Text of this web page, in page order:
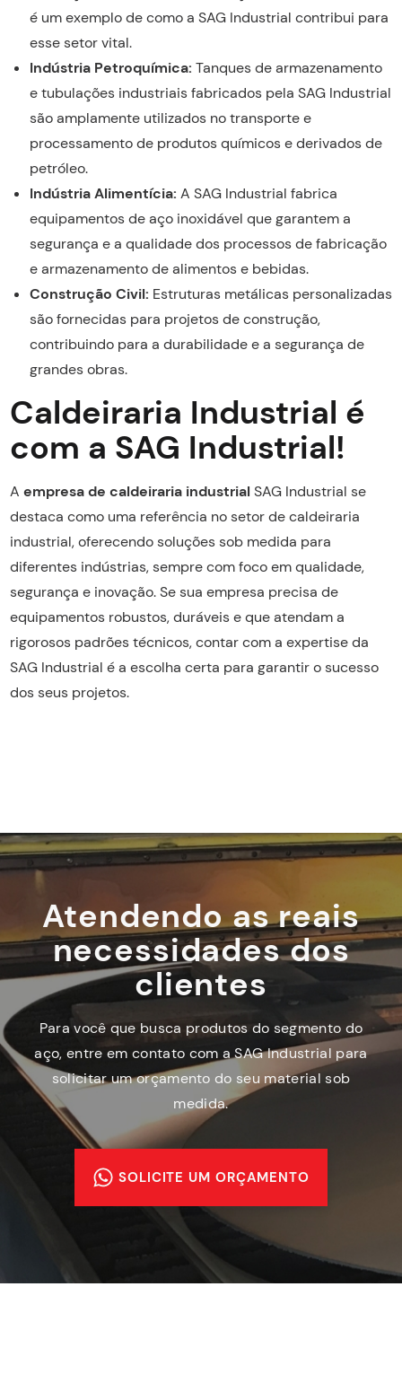
é um exemplo de como a SAG Industrial contribui para
esse setor vital.
Indústria Petroquímica: Tanques de armazenamento
e tubulações industriais fabricados pela SAG Industrial
são amplamente utilizados no transporte e
processamento de produtos químicos e derivados de
petróleo.
Indústria Alimentícia: A SAG Industrial fabrica
equipamentos de aço inoxidável que garantem a
segurança e a qualidade dos processos de fabricação
e armazenamento de alimentos e bebidas.
Construção Civil: Estruturas metálicas personalizadas
são fornecidas para projetos de construção,
contribuindo para a durabilidade e a segurança de
grandes obras.
Caldeiraria Industrial é
com a SAG Industrial!
A empresa de caldeiraria industrial SAG Industrial se
destaca como uma referência no setor de caldeiraria
industrial, oferecendo soluções sob medida para
diferentes indústrias, sempre com foco em qualidade,
segurança e inovação. Se sua empresa precisa de
equipamentos robustos, duráveis e que atendam a
rigorosos padrões técnicos, contar com a expertise da
SAG Industrial é a escolha certa para garantir o sucesso
dos seus projetos.
Atendendo as reais
necessidades dos
clientes
Para você que busca produtos do segmento do
aço, entre em contato com a SAG Industrial para
solicitar um orçamento do seu material sob
medida.
SOLICITE UM ORÇAMENTO